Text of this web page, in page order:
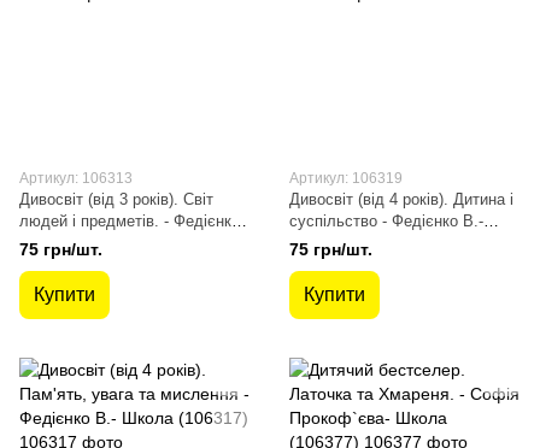
Артикул: 106313
Дивосвіт (від 3 років). Світ
людей і предметів. - Федієнко
В.- Школа (106313)
75 грн/шт.
Купити
Артикул: 106319
Дивосвіт (від 4 років). Дитина і
суспільство - Федієнко В.-
Школа (106319)
75 грн/шт.
Купити